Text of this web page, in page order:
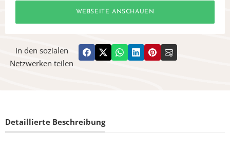
WEBSEITE ANSCHAUEN
In den sozialen
Netzwerken teilen
Detaillierte Beschreibung